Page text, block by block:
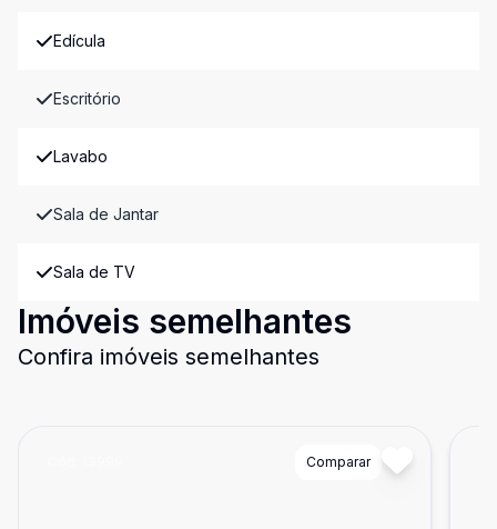
Edícula
Escritório
Lavabo
Sala de Jantar
Sala de TV
Imóveis semelhantes
Confira imóveis semelhantes
Comparar